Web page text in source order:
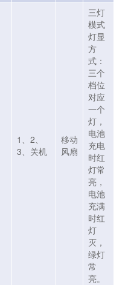
1、2、
3、关机
移动
风扇
三灯
模式
灯显
方
式：
三个
档位
对应
一个
灯，
电池
充电
时红
灯常
亮，
电池
充满
时红
灯
灭，
绿灯
常
亮。